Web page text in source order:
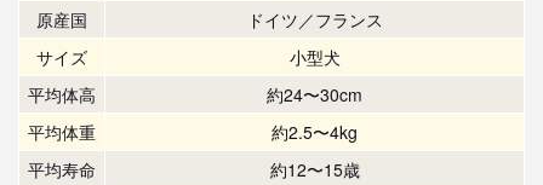
原産国
ドイツ／フランス
サイズ
小型犬
平均体高
約24〜30cm
平均体重
約2.5〜4kg
平均寿命
約12〜15歳